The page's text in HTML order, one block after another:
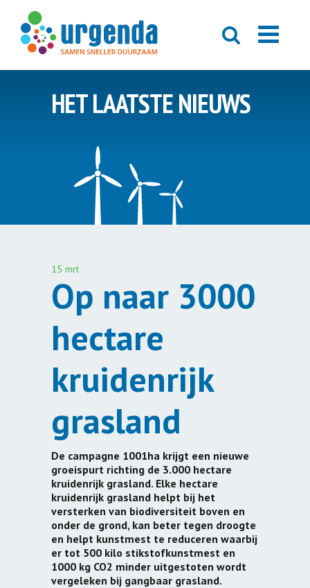
HET LAATSTE NIEUWS
15 mrt
Op naar 3000
hectare
kruidenrijk
grasland
De campagne 1001ha krijgt een nieuwe
groeispurt richting de 3.000 hectare
kruidenrijk grasland. Elke hectare
kruidenrijk grasland helpt bij het
versterken van biodiversiteit boven en
onder de grond, kan beter tegen droogte
en helpt kunstmest te reduceren waarbij
er tot 500 kilo stikstofkunstmest en
1000 kg CO2 minder uitgestoten wordt
vergeleken bij gangbaar grasland.